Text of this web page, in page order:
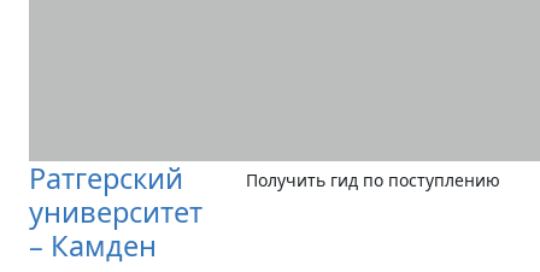
Ратгерский
университет
– Камден
Получить гид по поступлению